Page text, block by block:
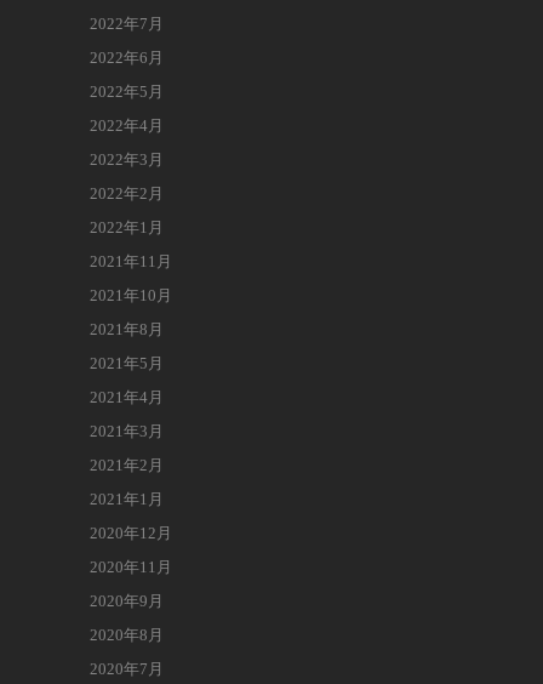
2022年7月
2022年6月
2022年5月
2022年4月
2022年3月
2022年2月
2022年1月
2021年11月
2021年10月
2021年8月
2021年5月
2021年4月
2021年3月
2021年2月
2021年1月
2020年12月
2020年11月
2020年9月
2020年8月
2020年7月